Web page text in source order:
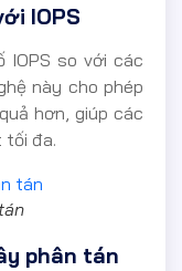
IOPS
IOPS so với các
này cho phép
hơn, giúp các
đa.
phân tán